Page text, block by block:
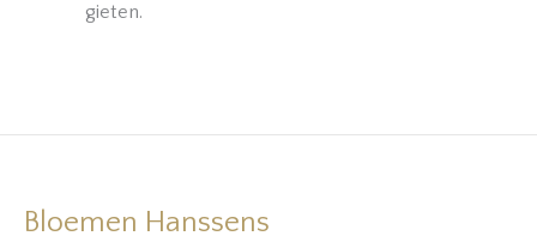
gieten.
Bloemen Hanssens